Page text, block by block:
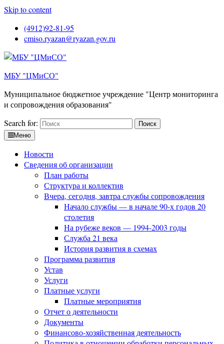
Skip to content
(4912)92-81-95
cmiso.ryazan@ryazan.gov.ru
МБУ "ЦМиСО"
Муниципальное бюджетное учреждение "Центр мониторинга
и сопровождения образования"
Search for:
Меню
Новости
Сведения об организации
План работы
Структура и коллектив
Вчера, сегодня, завтра службы сопровождения
Начало службы — в начале 90-х годов 20
столетия
На рубеже веков — 1994-2003 годы
Служба 21 века
История развития в схемах
Программа развития
Устав
Услуги
Платные услуги
Платные мероприятия
Отчет о деятельности
Документы
Финансово-хозяйственная деятельность